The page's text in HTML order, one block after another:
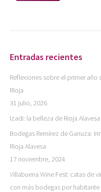
Entradas recientes
Reflexiones sobre el primer año
Rioja
31 julio, 2026
Izadi: la belleza de Rioja
Bodegas Remírez de Ganuza:
Rioja Alavesa
17 noviembre, 2024
Villabuena Wine Fest: catas de
con más bodegas por